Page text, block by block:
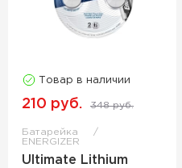
Товар в наличии
210 руб. 348 руб.
Батарейка
ENERGIZER
Ultimate Lithium